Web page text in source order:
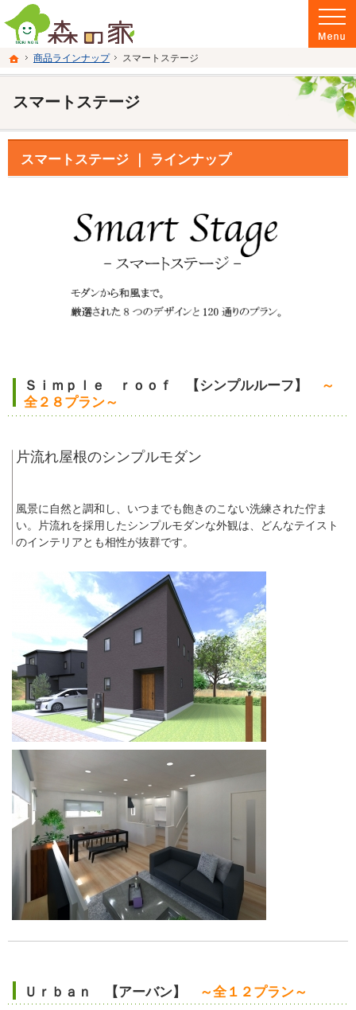
ホーム
商品ラインナップ スマートステージ
スマートステージ
富山県南砺市の注文住宅・新築戸建てを手がける建設会社なら当社へ。
富山県南砺市の新築・注文住宅・新築戸建てを手がける建設会社なら森の家
スマートステージ ｜ ラインナップ
Ｓｉｍｐｌｅ ｒｏｏｆ 【シンプルルーフ】
～
全２８プラン～
片流れ屋根のシンプルモダン
風景に自然と調和し、いつまでも飽きのこない洗練された佇ま
い。片流れを採用したシンプルモダンな外観は、どんなテイスト
のインテリアとも相性が抜群です。
Ｕｒｂａｎ 【アーバン】 ～全１２プラン～